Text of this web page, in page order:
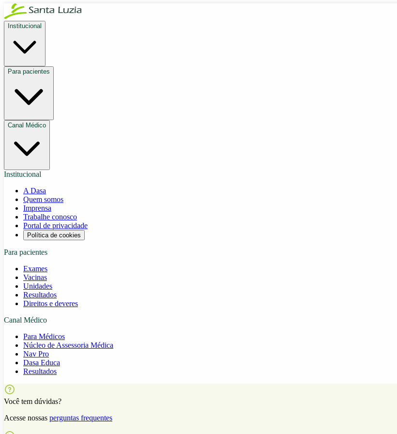
Institucional
Para pacientes
Canal Médico
Institucional
A Dasa
Quem somos
Imprensa
Trabalhe conosco
Portal de privacidade
Política de cookies
Para pacientes
Exames
Vacinas
Unidades
Resultados
Direitos e deveres
Canal Médico
Para Médicos
Núcleo de Assessoria Médica
Nav Pro
Dasa Educa
Resultados
Você tem dúvidas?
Acesse nossas perguntas frequentes